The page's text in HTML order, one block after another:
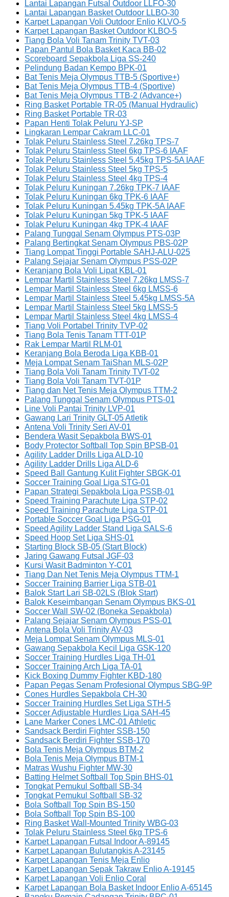
Lantai Lapangan Futsal Outdoor LLFO-30
Lantai Lapangan Basket Outdoor LLBO-30
Karpet Lapangan Voli Outdoor Enlio KLVO-5
Karpet Lapangan Basket Outdoor KLBO-5
Tiang Bola Voli Tanam Trinity TVT-03
Papan Pantul Bola Basket Kaca BB-02
Scoreboard Sepakbola Liga SS-240
Pelindung Badan Kempo BPK-01
Bat Tenis Meja Olympus TTB-5 (Sportive+)
Bat Tenis Meja Olympus TTB-4 (Sportive)
Bat Tenis Meja Olympus TTB-2 (Advance+)
Ring Basket Portable TR-05 (Manual Hydraulic)
Ring Basket Portable TR-03
Papan Henti Tolak Peluru YJ-SP
Lingkaran Lempar Cakram LLC-01
Tolak Peluru Stainless Steel 7.26kg TPS-7
Tolak Peluru Stainless Steel 6kg TPS-6 IAAF
Tolak Peluru Stainless Steel 5.45kg TPS-5A IAAF
Tolak Peluru Stainless Steel 5kg TPS-5
Tolak Peluru Stainless Steel 4kg TPS-4
Tolak Peluru Kuningan 7.26kg TPK-7 IAAF
Tolak Peluru Kuningan 6kg TPK-6 IAAF
Tolak Peluru Kuningan 5.45kg TPK-5A IAAF
Tolak Peluru Kuningan 5kg TPK-5 IAAF
Tolak Peluru Kuningan 4kg TPK-4 IAAF
Palang Tunggal Senam Olympus PTS-03P
Palang Bertingkat Senam Olympus PBS-02P
Tiang Lompat Tinggi Portable SAHJ-ALU-025
Palang Sejajar Senam Olympus PSS-02P
Keranjang Bola Voli Lipat KBL-01
Lempar Martil Stainless Steel 7.26kg LMSS-7
Lempar Martil Stainless Steel 6kg LMSS-6
Lempar Martil Stainless Steel 5.45kg LMSS-5A
Lempar Martil Stainless Steel 5kg LMSS-5
Lempar Martil Stainless Steel 4kg LMSS-4
Tiang Voli Portabel Trinity TVP-02
Tiang Bola Tenis Tanam TTT-01P
Rak Lempar Martil RLM-01
Keranjang Bola Beroda Liga KBB-01
Meja Lompat Senam TaiShan MLS-02P
Tiang Bola Voli Tanam Trinity TVT-02
Tiang Bola Voli Tanam TVT-01P
Tiang dan Net Tenis Meja Olympus TTM-2
Palang Tunggal Senam Olympus PTS-01
Line Voli Pantai Trinity LVP-01
Gawang Lari Trinity GLT-05 Atletik
Antena Voli Trinity Seri AV-01
Bendera Wasit Sepakbola BWS-01
Body Protector Softball Top Spin BPSB-01
Agility Ladder Drills Liga ALD-10
Agility Ladder Drills Liga ALD-6
Speed Ball Gantung Kulit Fighter SBGK-01
Soccer Training Goal Liga STG-01
Papan Strategi Sepakbola Liga PSSB-01
Speed Training Parachute Liga STP-02
Speed Training Parachute Liga STP-01
Portable Soccer Goal Liga PSG-01
Speed Agility Ladder Stand Liga SALS-6
Speed Hoop Set Liga SHS-01
Starting Block SB-05 (Start Block)
Jaring Gawang Futsal JGF-03
Kursi Wasit Badminton Y-C01
Tiang Dan Net Tenis Meja Olympus TTM-1
Soccer Training Barrier Liga STB-01
Balok Start Lari SB-02LS (Blok Start)
Balok Keseimbangan Senam Olympus BKS-01
Soccer Wall SW-02 (Boneka Sepakbola)
Palang Sejajar Senam Olympus PSS-01
Antena Bola Voli Trinity AV-03
Meja Lompat Senam Olympus MLS-01
Gawang Sepakbola Kecil Liga GSK-120
Soccer Training Hurdles Liga TH-01
Soccer Training Arch Liga TA-01
Kick Boxing Dummy Fighter KBD-180
Papan Pegas Senam Profesional Olympus SBG-9P
Cones Hurdles Sepakbola CH-30
Soccer Training Hurdles Set Liga STH-5
Soccer Adjustable Hurdles Liga SAH-45
Lane Marker Cones LMC-01 Athletic
Sandsack Berdiri Fighter SSB-150
Sandsack Berdiri Fighter SSB-170
Bola Tenis Meja Olympus BTM-2
Bola Tenis Meja Olympus BTM-1
Matras Wushu Fighter MW-30
Batting Helmet Softball Top Spin BHS-01
Tongkat Pemukul Softball SB-34
Tongkat Pemukul Softball SB-32
Bola Softball Top Spin BS-150
Bola Softball Top Spin BS-100
Ring Basket Wall-Mounted Trinity WBG-03
Tolak Peluru Stainless Steel 6kg TPS-6
Karpet Lapangan Futsal Indoor A-89145
Karpet Lapangan Bulutangkis A-23145
Karpet Lapangan Tenis Meja Enlio
Karpet Lapangan Sepak Takraw Enlio A-19145
Karpet Lapangan Voli Enlio Coral
Karpet Lapangan Bola Basket Indoor Enlio A-65145